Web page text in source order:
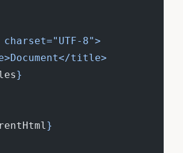
charset="UTF-8">
title>
}
}